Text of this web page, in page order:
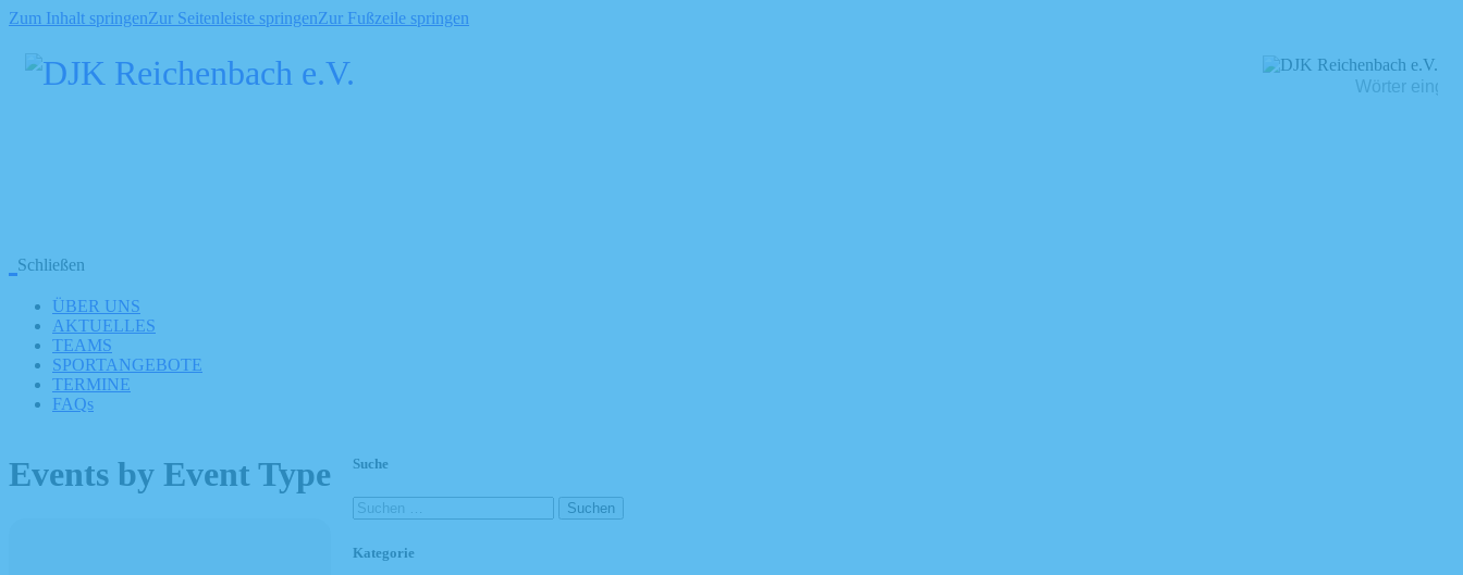
Zum Inhalt springenZur Seitenleiste springenZur Fußzeile springen
Schließen
ÜBER UNS
AKTUELLES
TEAMS
SPORTANGEBOTE
TERMINE
FAQs
Events by Event Type Suche
Kategorie